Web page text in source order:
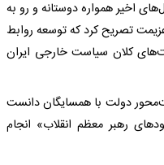
اخیر همواره دوستانه و رو به
تصریح کرد که توسعه روابط
کلان سیاست خارجی ایران
دولت با همسایگان دانست
رهبر معظم انقلاب» انجام